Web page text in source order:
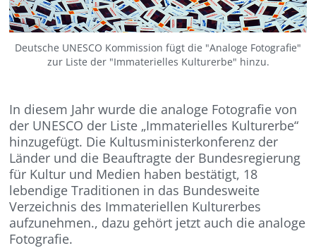
Deutsche UNESCO Kommission fügt die "Analoge Fotografie"
zur Liste der "Immaterielles Kulturerbe" hinzu.
In diesem Jahr wurde die analoge Fotografie von
der UNESCO der Liste „Immaterielles Kulturerbe“
hinzugefügt. Die Kultusministerkonferenz der
Länder und die Beauftragte der Bundesregierung
für Kultur und Medien haben bestätigt, 18
lebendige Traditionen in das Bundesweite
Verzeichnis des Immateriellen Kulturerbes
aufzunehmen., dazu gehört jetzt auch die analoge
Fotografie.